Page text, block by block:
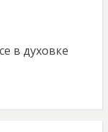
в духовке